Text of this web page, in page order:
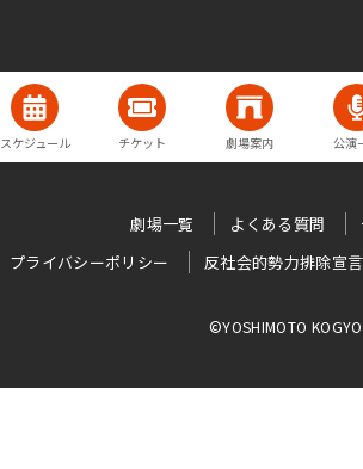
スケジュール チケット 劇場案内 公演
劇場一覧 よくある質問
プライバシーポリシー
反社会的勢力排除宣言
©YOSHIMOTO